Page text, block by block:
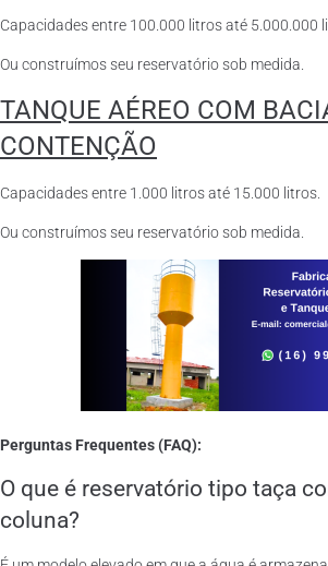
Capacidades entre 100.000 litros até 5.000.000
Ou construímos seu reservatório sob medida.
TANQUE AÉREO COM
CONTENÇÃO
Capacidades entre 1.000 litros até 15.000 litros.
Ou construímos seu reservatório sob medida.
Perguntas Frequentes (FAQ):
O que é reservatório tipo taça
coluna?